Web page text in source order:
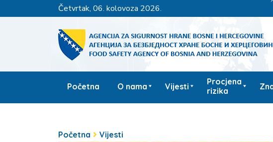
četvrtak, 06. kolovoza 2026.
Početna O nama Vijesti
Procjena
rizika
Početna Vijesti